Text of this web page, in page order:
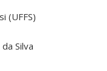
(UFFS)
Silva